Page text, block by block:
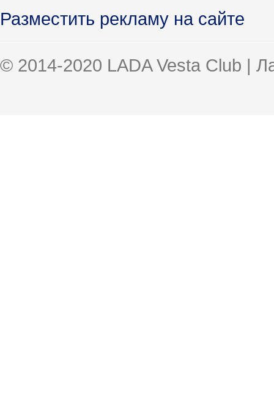
Разместить рекламу на сайте
© 2014-2020 LADA Vesta Club |